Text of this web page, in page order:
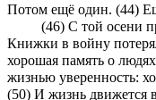
Потом ещё один. (44)
(46) С той осени
Книжки в войну
хорошая память о
жизнью уверенность:
(50) И жизнь движется